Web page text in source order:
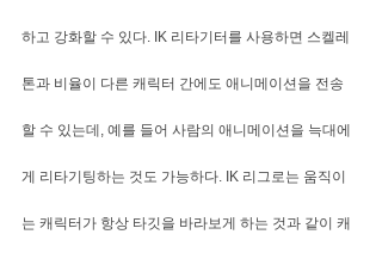
하고 강화할 수 있다. IK 리타기터를 사용하면 스켈레
톤과 비율이 다른 캐릭터 간에도 애니메이션을 전송
할 수 있는데, 예를 들어 사람의 애니메이션을 늑대에
게 리타기팅하는 것도 가능하다. IK 리그로는 움직이
는 캐릭터가 항상 타깃을 바라보게 하는 것과 같이 캐